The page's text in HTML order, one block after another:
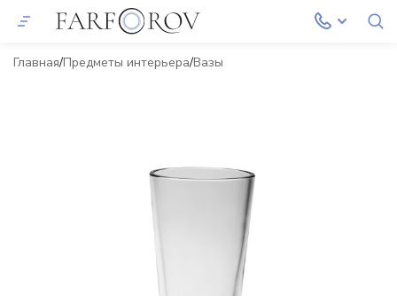
Главная Предметы интерьера Вазы